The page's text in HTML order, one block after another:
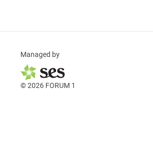
Managed by
© 2026 FORUM 1